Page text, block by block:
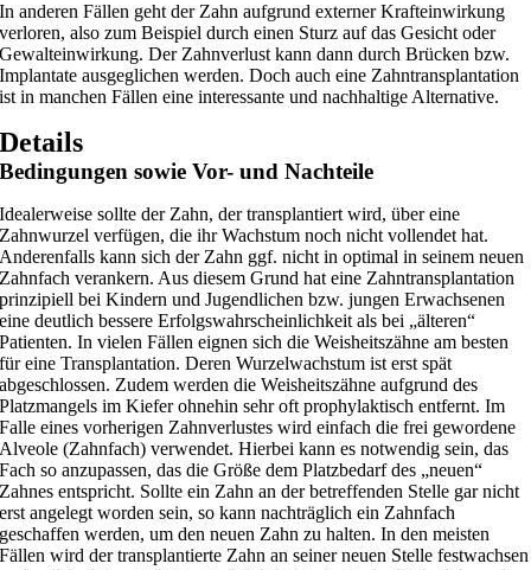
In anderen Fällen geht der Zahn aufgrund externer Krafteinwirkung
verloren, also zum Beispiel durch einen Sturz auf das Gesicht oder
Gewalteinwirkung. Der Zahnverlust kann dann durch Brücken bzw.
Implantate ausgeglichen werden. Doch auch eine Zahntransplantation
ist in manchen Fällen eine interessante und nachhaltige Alternative.
Details
Bedingungen sowie Vor- und Nachteile
Idealerweise sollte der Zahn, der transplantiert wird, über eine
Zahnwurzel verfügen, die ihr Wachstum noch nicht vollendet hat.
Anderenfalls kann sich der Zahn ggf. nicht in optimal in seinem neuen
Zahnfach verankern. Aus diesem Grund hat eine Zahntransplantation
prinzipiell bei Kindern und Jugendlichen bzw. jungen Erwachsenen
eine deutlich bessere Erfolgswahrscheinlichkeit als bei „älteren“
Patienten. In vielen Fällen eignen sich die Weisheitszähne am besten
für eine Transplantation. Deren Wurzelwachstum ist erst spät
abgeschlossen. Zudem werden die Weisheitszähne aufgrund des
Platzmangels im Kiefer ohnehin sehr oft prophylaktisch entfernt. Im
Falle eines vorherigen Zahnverlustes wird einfach die frei gewordene
Alveole (Zahnfach) verwendet. Hierbei kann es notwendig sein, das
Fach so anzupassen, das die Größe dem Platzbedarf des „neuen“
Zahnes entspricht. Sollte ein Zahn an der betreffenden Stelle gar nicht
erst angelegt worden sein, so kann nachträglich ein Zahnfach
geschaffen werden, um den neuen Zahn zu halten. In den meisten
Fällen wird der transplantierte Zahn an seiner neuen Stelle festwachsen